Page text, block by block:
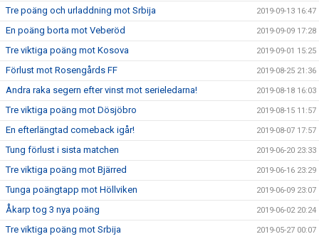
Tre poäng och urladdning mot Srbija 2019-09-13 16:47
En poäng borta mot Veberöd 2019-09-09 17:28
Tre viktiga poäng mot Kosova 2019-09-01 15:25
Förlust mot Rosengårds FF 2019-08-25 21:36
Andra raka segern efter vinst mot serieledarna! 2019-08-18 16:03
Tre viktiga poäng mot Dösjöbro 2019-08-15 11:57
En efterlängtad comeback igår! 2019-08-07 17:57
Tung förlust i sista matchen 2019-06-20 23:33
Tre viktiga poäng mot Bjärred 2019-06-16 23:29
Tunga poängtapp mot Höllviken 2019-06-09 23:07
Åkarp tog 3 nya poäng 2019-06-02 20:24
Tre viktiga poäng mot Srbija 2019-05-27 00:07